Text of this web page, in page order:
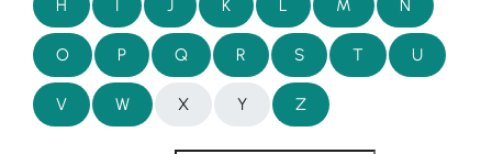
H I J K L M N
O P Q R S T U
V W X Y Z